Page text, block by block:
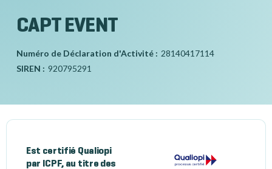
CAPT EVENT
Numéro de Déclaration d'Activité : 28140417114
SIREN : 920795291
Est certifié Qualiopi
par ICPF, au titre des